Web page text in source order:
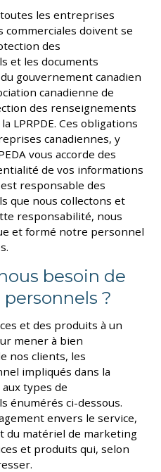
les entreprises
commerciales doivent se
des
et les documents
gouvernement canadien
canadienne de
des renseignements
LPRPDE. Ces obligations
canadiennes, y
vous accorde des
de vos informations
responsable des
que nous collectons et
responsabilité, nous
et formé notre personnel
besoin de
?
et des produits à un
mener à bien
nos clients, les
impliqués dans la
types de
énumérés ci-dessous.
envers le service,
du matériel de marketing
et produits qui, selon